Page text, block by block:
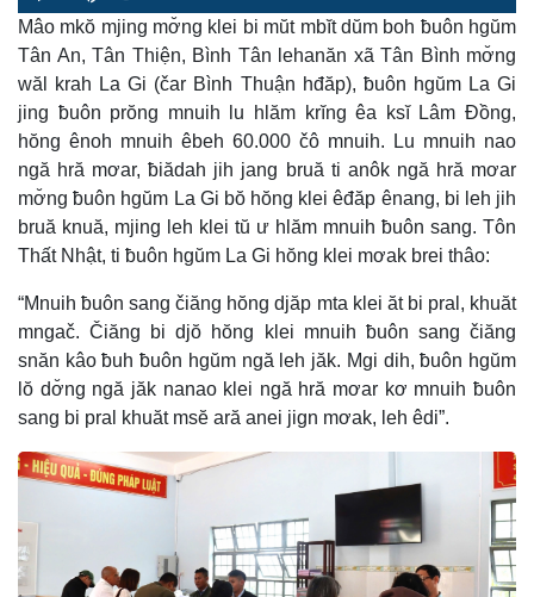
l
a
y
u
t
e
o
a
d
0
%
r
o
g
s
0
%
e
m
a
n
i
m
Mâo mkŏ mjing mơ̆ng klei bi mŭt mbĭt dŭm boh ƀuôn hgŭm
Tân An, Tân Thiện, Bình Tân lehanăn xã Tân Bình mơ̆ng
wăl krah La Gi (čar Bình Thuận hđăp), ƀuôn hgŭm La Gi
jing ƀuôn prŏng mnuih lu hlăm krĭng êa ksĭ Lâm Đồng,
hŏng ênoh mnuih êbeh 60.000 čô mnuih. Lu mnuih nao
ngă hră mơar, ƀiădah jih jang bruă ti anôk ngă hră mơar
mơ̆ng ƀuôn hgŭm La Gi bŏ hŏng klei êđăp ênang, bi leh jih
bruă knuă, mjing leh klei tŭ ư hlăm mnuih ƀuôn sang. Tôn
Thất Nhật, ti ƀuôn hgŭm La Gi hŏng klei mơak brei thâo:
“Mnuih ƀuôn sang čiăng hŏng djăp mta klei ăt bi pral, khuăt
mngač. Čiăng bi djŏ hŏng klei mnuih ƀuôn sang čiăng
snăn kâo ƀuh ƀuôn hgŭm ngă leh jăk. Mgi dih, ƀuôn hgŭm
lŏ dơ̆ng ngă jăk nanao klei ngă hră mơar kơ mnuih ƀuôn
sang bi pral khuăt msĕ ară anei jign mơak, leh êdi”.